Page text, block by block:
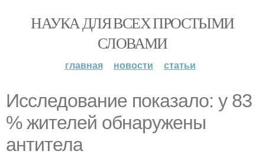
НАУКА ДЛЯ ВСЕХ ПРОСТЫМИ
СЛОВАМИ
главная новости статьи
Исследование показало: у 83
% жителей обнаружены
антитела